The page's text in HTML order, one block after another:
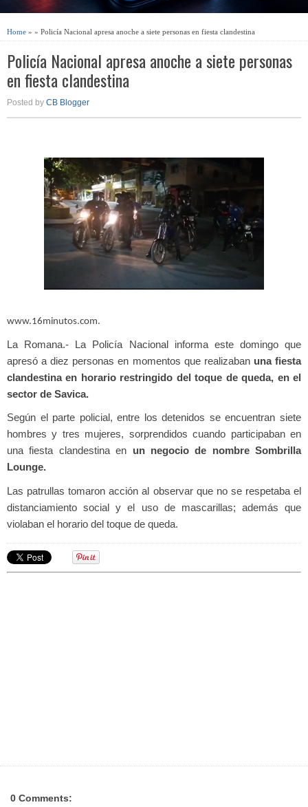
Home » » Policía Nacional apresa anoche a siete personas en fiesta clandestina
Policía Nacional apresa anoche a siete personas
en fiesta clandestina
Posted by CB Blogger
www.16minutos.com.
La Romana.- La Policía Nacional informa este domingo que
apresó a diez personas en momentos que realizaban una fiesta
clandestina en horario restringido del toque de queda, en el
sector de Savica.
Según el parte policial, entre los detenidos se encuentran siete
hombres y tres mujeres, sorprendidos cuando participaban en
una fiesta clandestina en un negocio de nombre Sombrilla
Lounge.
Las patrullas tomaron acción al observar que no se respetaba el
distanciamiento social y el uso de mascarillas; además que
violaban el horario del toque de queda.
0 Comments: